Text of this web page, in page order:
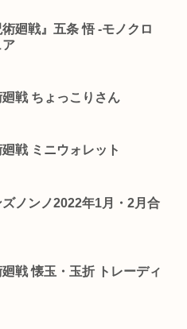
術廻戦』五条 悟 -モノクロ
ア
廻戦 ちょっこりさん
戦 ミニウォレット
ズノンノ2022年1月・2月合
廻戦 懐玉・玉折 トレーディ